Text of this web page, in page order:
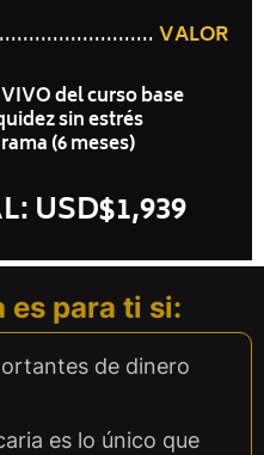
VALOR
del curso base
sin estrés
(6 meses)
USD$1,939
es para ti si:
de dinero
es lo único que